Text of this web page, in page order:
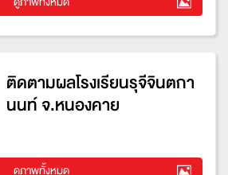
ติดตามผลโรงเรียนรุจีจินตกา
นนท์ จ.หนองคาย
ดูภาพทั้งหมด